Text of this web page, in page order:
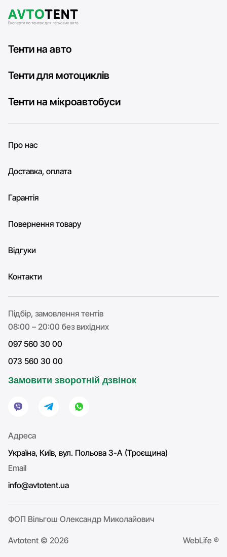
Тенти на авто
Тенти для мотоциклів
Тенти на мікроавтобуси
Про нас
Доставка, оплата
Гарантія
Повернення товару
Відгуки
Контакти
Підбір, замовлення тентів
08:00 – 20:00 без вихідних
097 560 30 00
073 560 30 00
Замовити зворотній дзвінок
Адреса
Україна, Київ, вул. Польова 3-А (Троєщина)
Email
info@avtotent.ua
Avtotent © 2026
ФОП Вільгош Олександр Миколайович
WebLife ®